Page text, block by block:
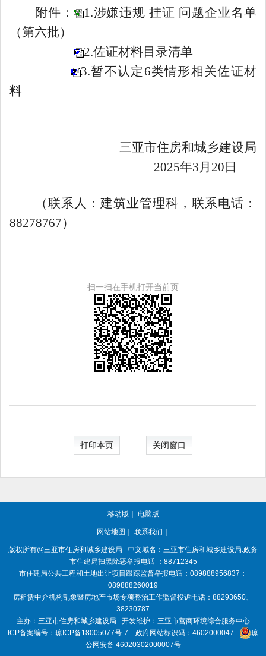
附件：
1.涉嫌违规 挂证 问题企业名单
（第六批）
2.佐证材料目录清单
3.暂不认定6类情形相关佐证材
料
三亚市住房和城乡建设局
2025年3 月 20 日
（联系人：建筑业管理科，联系电话：
88278767）
扫一扫在手机打开当前页
打印本页 关闭窗口
移动版 ｜ 电脑版
网站地图 ｜ 联系我们 ｜
版权所有@三亚市住房和城乡建设局
中文域名：三亚市住房和城乡建设局.政务
市住建局扫黑除恶举报电话 ：88712345
市住建局公共工程和土地出让项目跟踪监督举报电话：089888956837；
089888260019
房租赁中介机构乱象暨房地产市场专项整治工作监督投诉电话：88293650、
38230787
主办：三亚市住房和城乡建设局
开发维护：三亚市营商环境综合服务中心
ICP备案编号： 琼ICP备18005077号-7 政府网站标识码： 4602000047
琼
公网安备 46020302000007号